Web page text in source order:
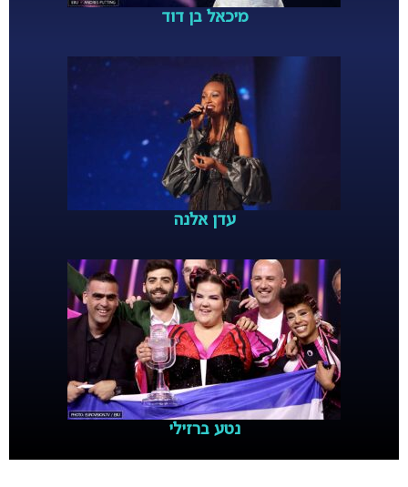
מיכאל בן דוד
עדן אלנה
נטע ברזילי